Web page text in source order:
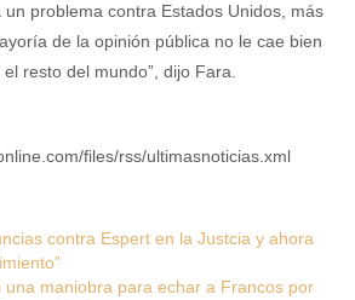
problema contra Estados Unidos, más
de la opinión pública no le cae bien
resto del mundo”, dijo Fara.
files/rss/ultimasnoticias.xml
contra Espert en la Justcia y ahora
una maniobra para echar a Francos por